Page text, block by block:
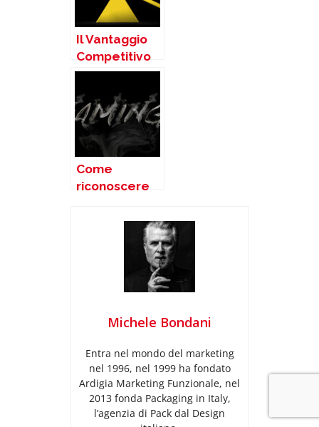
Il Vantaggio
Competitivo
Come
riconoscere
di affidarsi ad
brand naming
e spendere
Michele Bondani
Entra nel mondo del marketing
nel 1996, nel 1999 ha fondato
Ardigia Marketing Funzionale, nel
2013 fonda Packaging in Italy,
l’agenzia di Pack dal Design